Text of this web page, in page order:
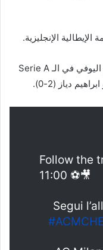
لاسيما بعد حسمه للكلاسيكو الإيطالي أمام اليوفي في الـ Serie A
دياز (2-0).
Follow the
11:00 ⚽🎥
Segui
#ACMCHE